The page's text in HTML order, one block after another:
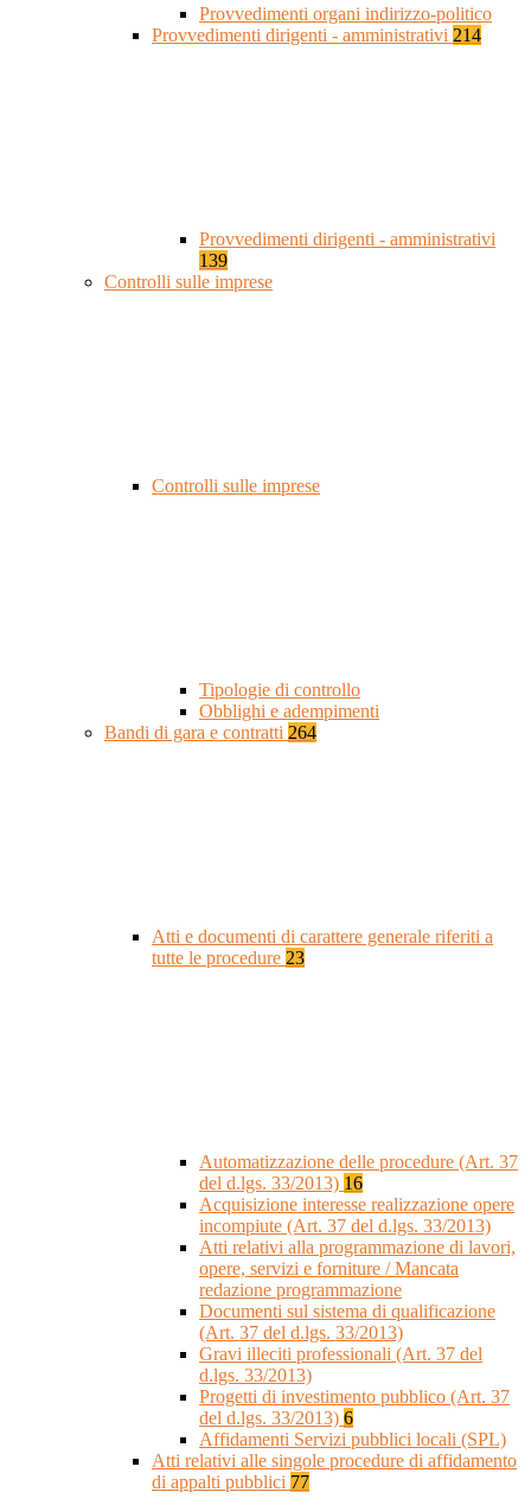
Provvedimenti organi indirizzo-politico
Provvedimenti dirigenti - amministrativi 214
Provvedimenti dirigenti - amministrativi
139
Controlli sulle imprese
Controlli sulle imprese
Tipologie di controllo
Obblighi e adempimenti
Bandi di gara e contratti 264
Atti e documenti di carattere generale riferiti a
tutte le procedure 23
Automatizzazione delle procedure (Art. 37
del d.lgs. 33/2013) 16
Acquisizione interesse realizzazione opere
incompiute (Art. 37 del d.lgs. 33/2013)
Atti relativi alla programmazione di lavori,
opere, servizi e forniture / Mancata
redazione programmazione
Documenti sul sistema di qualificazione
(Art. 37 del d.lgs. 33/2013)
Gravi illeciti professionali (Art. 37 del
d.lgs. 33/2013)
Progetti di investimento pubblico (Art. 37
del d.lgs. 33/2013) 6
Affidamenti Servizi pubblici locali (SPL)
Atti relativi alle singole procedure di affidamento
di appalti pubblici 77